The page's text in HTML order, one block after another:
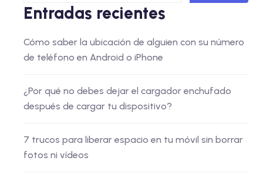
Entradas recientes
Cómo saber la ubicación de alguien con su número
de teléfono en Android o iPhone
¿Por qué no debes dejar el cargador enchufado
después de cargar tu dispositivo?
7 trucos para liberar espacio en tu móvil sin borrar
fotos ni vídeos